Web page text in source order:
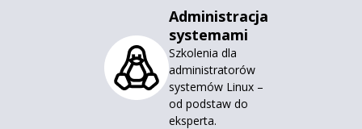
Administracja
systemami
Szkolenia dla
administratorów
systemów Linux –
od podstaw do
eksperta.